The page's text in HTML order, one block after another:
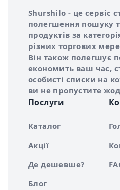
Про сервіс Shurshilo
Shurshilo - це сервіс
полегшення пошуку
продуктів за
різних торгових
Він також полегшує
економить ваш час,
особисті списки на
ви не пропустите
Послуги
Каталог
Акції
Де дешевше?
Блог